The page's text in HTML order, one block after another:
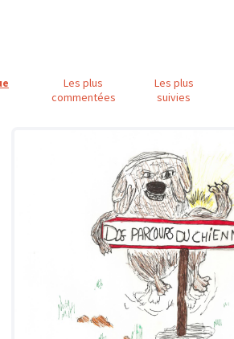
Les plus
commentées
Les plus
suivies